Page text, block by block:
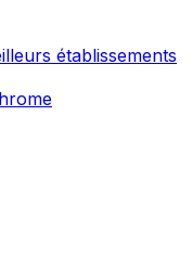
établissements